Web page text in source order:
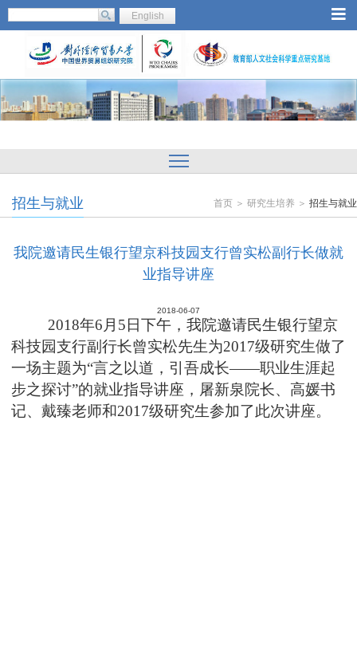
English
招生与就业 首页 ＞ 研究生培养 ＞ 招生与就业
我院邀请民生银行望京科技园支行曾实松副行长做就
业指导讲座
2018-06-07
2018年6月 5 日下午，我院邀请民生银行望京
科技园支行副行长曾实松先生为2017级研究生做了
一场主题为“言之以道，引吾成长——职业生涯起
步之探讨”的就业指导讲座，屠新泉院长、高媛书
记、戴臻老师和2017级研究生参加了此次讲座。